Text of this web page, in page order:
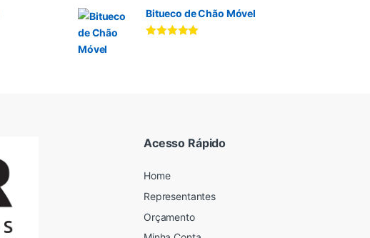
Bitueco de Chão Móvel
Acesso Rápido
Home
Representantes
Orçamento